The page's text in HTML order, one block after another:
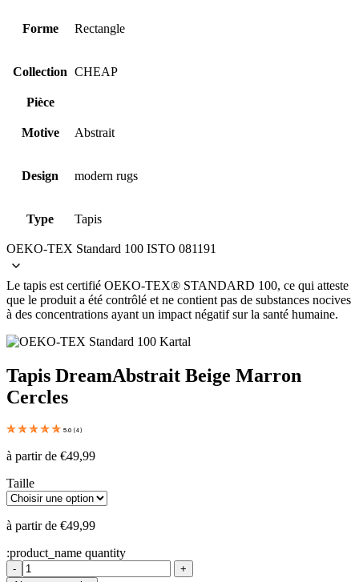
Forme Rectangle
Collection CHEAP
Pièce
Motive Abstrait
Design modern rugs
Type Tapis
OEKO-TEX Standard 100 ISTO 081191
Le tapis est certifié OEKO-TEX® STANDARD 100, ce qui atteste
que le produit a été contrôlé et ne contient pas de substances nocives
à des concentrations ayant un impact négatif sur la santé humaine.
Tapis DreamAbstrait Beige Marron
Cercles
5.0 (4)
à partir de €49,99
Taille
à partir de €49,99
:product_name quantity
-
+